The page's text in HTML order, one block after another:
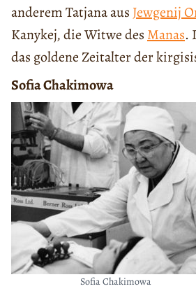
anderem Tatjana aus Jewgenij
Kanykej, die Witwe des Manas.
das goldene Zeitalter der
Sofia Chakimowa
Sofia Chakimowa